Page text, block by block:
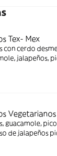
Tex- Mex
con cerdo
jalapeños,
Vegetarianos
guacamole,
de jalapeños